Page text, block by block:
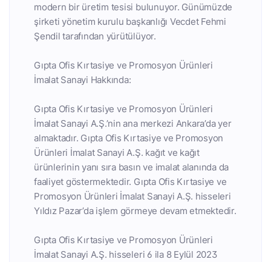
modern bir üretim tesisi bulunuyor. Günümüzde
şirketi yönetim kurulu başkanlığı Vecdet Fehmi
Şendil tarafından yürütülüyor.
Gıpta Ofis Kırtasiye ve Promosyon Ürünleri
İmalat Sanayi Hakkında:
Gıpta Ofis Kırtasiye ve Promosyon Ürünleri
İmalat Sanayi A.Ş.’nin ana merkezi Ankara’da yer
almaktadır. Gıpta Ofis Kırtasiye ve Promosyon
Ürünleri İmalat Sanayi A.Ş. kağıt ve kağıt
ürünlerinin yanı sıra basın ve imalat alanında da
faaliyet göstermektedir. Gıpta Ofis Kırtasiye ve
Promosyon Ürünleri İmalat Sanayi A.Ş. hisseleri
Yıldız Pazar’da işlem görmeye devam etmektedir.
Gıpta Ofis Kırtasiye ve Promosyon Ürünleri
İmalat Sanayi A.Ş. hisseleri 6 ila 8 Eylül 2023